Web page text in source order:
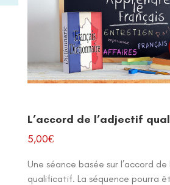
L’accord de l’adjectif
5,00€
Une séance basée sur l’accord
qualificatif. La séquence pourra